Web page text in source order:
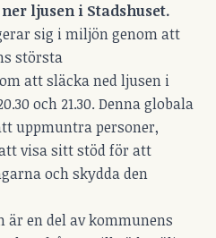
ljusen i Stadshuset.
sig i miljön genom att
största
att släcka ned ljusen i
och 21.30. Denna globala
uppmuntra personer,
visa sitt stöd för att
och skydda den
en del av kommunens